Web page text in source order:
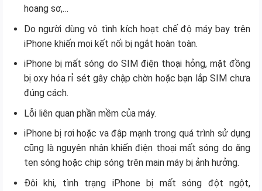
hoang sơ,…
Do người dùng vô tình kích hoạt chế độ máy bay trên
iPhone khiến mọi kết nối bị ngắt hoàn toàn.
iPhone bị mất sóng do SIM điện thoại hỏng, mặt đồng
bị oxy hóa rỉ sét gây chập chờn hoặc bạn lắp SIM chưa
đúng cách.
Lỗi liên quan phần mềm của máy.
iPhone bị rơi hoặc va đập mạnh trong quá trình sử dụng
cũng là nguyên nhân khiến điện thoại mất sóng do ăng
ten sóng hoặc chip sóng trên main máy bị ảnh hưởng.
Đôi khi, tình trạng iPhone bị mất sóng đột ngột,